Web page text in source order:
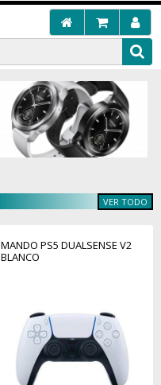
VER TODO
MANDO PS5 DUALSENSE V2
BLANCO